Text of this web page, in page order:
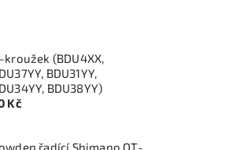
kroužek (BDU4XX,
BDU31YY,
BDU38YY)
Kč
řadící Shimano OT-